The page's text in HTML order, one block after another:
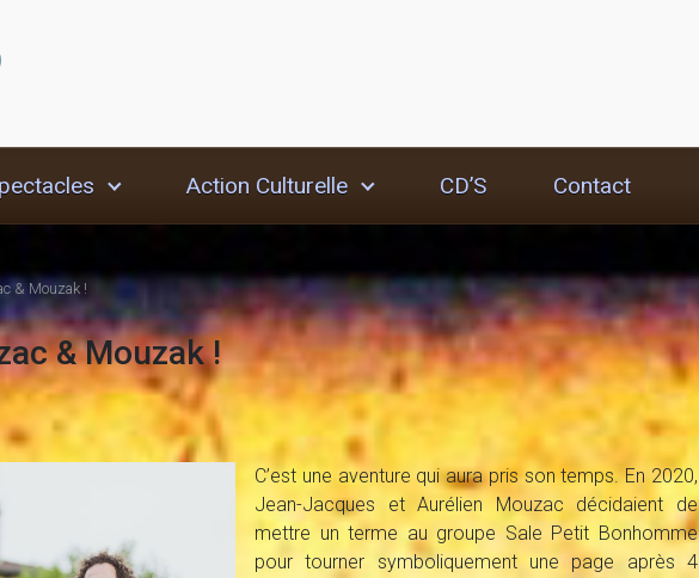
Action Culturelle CD’S Contact
& Mouzak !
& Mouzak !
C’est une aventure qui aura pris son temps. En 2020,
Jean-Jacques et Aurélien Mouzac décidaient de
mettre un terme au groupe Sale Petit Bonhomme
pour tourner symboliquement une page après 4